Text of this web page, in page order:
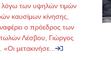
των υψηλών τιμών
καυσίμων κίνησης,
ο πρόεδρος των
Λέσβου, Γιώργος
μετακινήσε...